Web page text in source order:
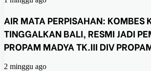
AIR MATA PERPISAHAN: KOMBES
TINGGALKAN BALI, RESMI JADI
PROPAM MADYA TK.III DIV
2 minggu ago